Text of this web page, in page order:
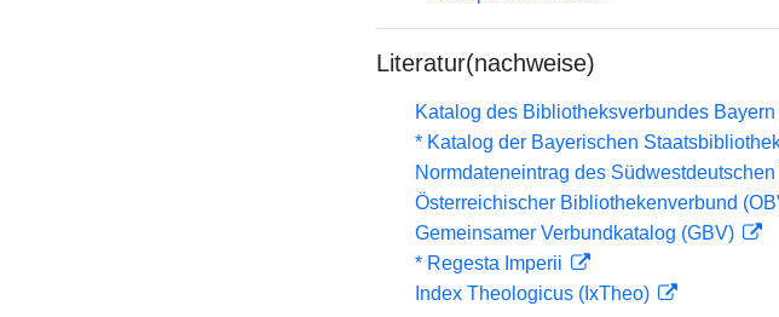
Literatur(nachweise)
Katalog des Bibliotheksverbundes
* Katalog der Bayerischen
Normdateneintrag des
Österreichischer Bibliothekenverbund
Gemeinsamer Verbundkatalog (GBV)
* Regesta Imperii
Index Theologicus (IxTheo)